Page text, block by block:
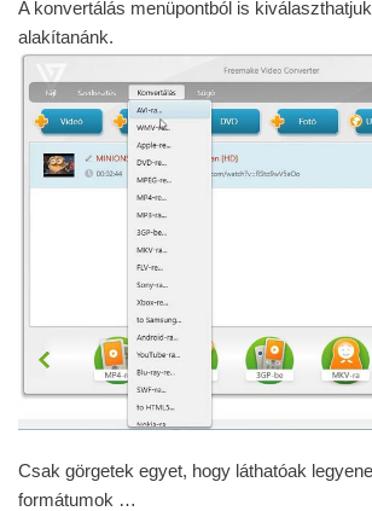
A konvertálás menüpontból is
alakítanánk.
Csak görgetek egyet, hogy láthatóak
formátumok …